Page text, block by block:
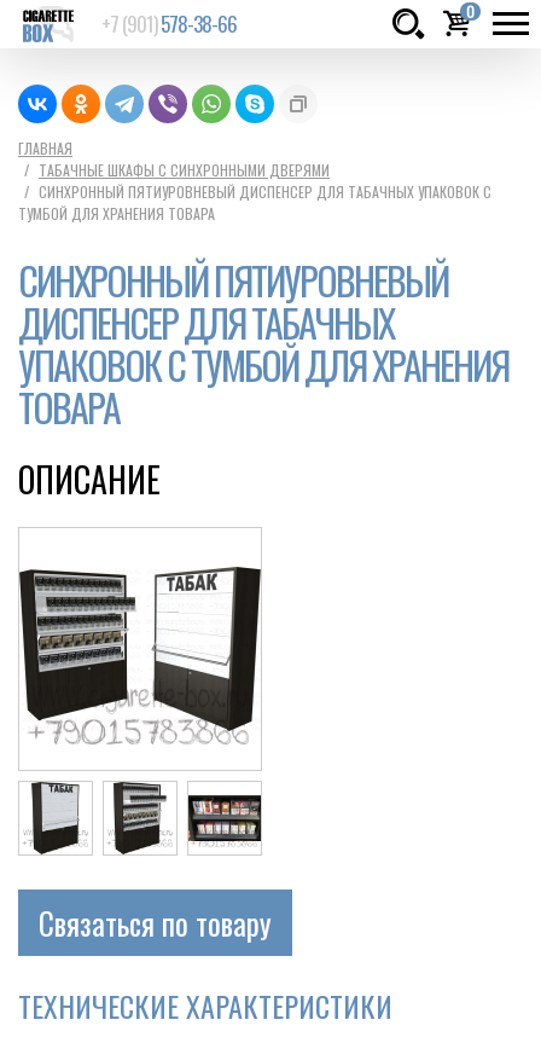
+7 (901)578-38-66 0
ГЛАВНАЯ
ТАБАЧНЫЕ ШКАФЫ С СИНХРОННЫМИ ДВЕРЯМИ
СИНХРОННЫЙ ПЯТИУРОВНЕВЫЙ ДИСПЕНСЕР ДЛЯ ТАБАЧНЫХ УПАКОВОК С
ТУМБОЙ ДЛЯ ХРАНЕНИЯ ТОВАРА
СИНХРОННЫЙ ПЯТИУРОВНЕВЫЙ
ДИСПЕНСЕР ДЛЯ ТАБАЧНЫХ
УПАКОВОК С ТУМБОЙ ДЛЯ ХРАНЕНИЯ
ТОВАРА
ОПИСАНИЕ
Связаться по товару
ТЕХНИЧЕСКИЕ ХАРАКТЕРИСТИКИ